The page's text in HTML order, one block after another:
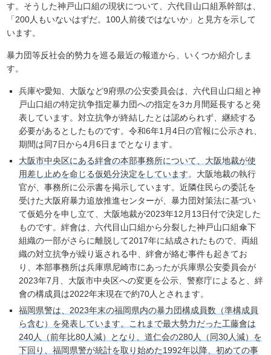
す。そうした神戸山口組の現状について、六代目山口組系幹部は、
「200人もいないはずだ。100人前後ではないか」と見方を示して
います。
暴力団等反社会的勢力を巡る最近の報道から、いくつか紹介しま
す。
兵庫や愛知、大阪など9府県の公安委員会は、六代目山口組と神
戸山口組の特定抗争指定暴力団への指定を3カ月間延長すると発
表しています。対立抗争が終結したとは認められず、継続する
必要があるとしたものです。令和6年1月4日の官報に公示され、
期間は同7日から4月6日までとなります。
大阪市中央区にある絆會の本部事務所について、大阪地裁が使
用差し止めを命じる仮処分決定をしています。大阪地裁の執行
官が、事務所に公示書を掲示しています。近隣住民らの委託を
受けた大阪府暴力追放推進センターが、暴力団対策法に基づい
て仮処分を申し立て、大阪地裁が2023年12月13日付で決定した
ものです。絆會は、六代目山口組から分裂した神戸山口組傘下
組織の一部がさらに離脱して2017年に結成されたもので、両組
織の対立抗争が繰り返される中、絆會が絡む事件も起きてお
り、本部事務所は兵庫県尼崎市にあったが兵庫県公安委員会が
2023年7月、大阪市中央区への変更を公示、警察庁によると、絆
會の構成員は2022年末現在で約70人とされます。
福岡県警は、2023年末の福岡県内の暴力団構成員数（準構成員
ら含む）を発表しています。これまで最大勢力だった工藤會は
240人（前年比80人減）となり、道仁会の280人（同30人減）を
下回り、福岡県警が統計を取り始めた1992年以降、初めての事